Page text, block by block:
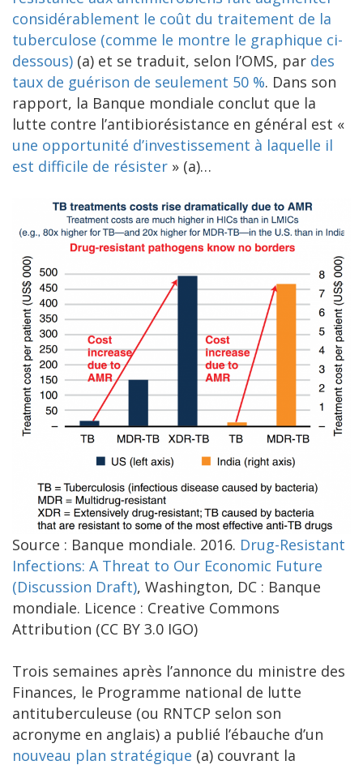
considérablement le coût du traitement de la
tuberculose (comme le montre le graphique ci-
dessous) (a) et se traduit, selon l’OMS, par des
taux de guérison de seulement 50 %. Dans son
rapport, la Banque mondiale conclut que la
lutte contre l’antibiorésistance en général est «
une opportunité d’investissement à laquelle il
est difficile de résister » (a)…
Source : Banque mondiale. 2016. Drug-Resistant
Infections: A Threat to Our Economic Future
(Discussion Draft), Washington, DC : Banque
mondiale. Licence : Creative Commons
Attribution (CC BY 3.0 IGO)
Trois semaines après l’annonce du ministre des
Finances, le Programme national de lutte
antituberculeuse (ou RNTCP selon son
acronyme en anglais) a publié l’ébauche d’un
nouveau plan stratégique (a) couvrant la